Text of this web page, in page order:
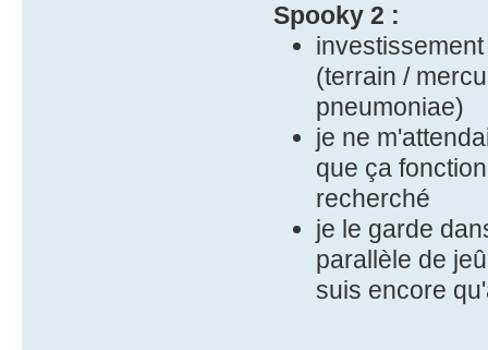
Spooky 2 :
(terrain /
pneumoniae)
je ne
que ça
recherché
je le garde
parallèle de
suis encore